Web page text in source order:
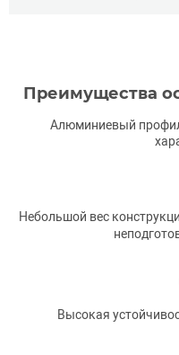
Преимущества
Алюминиевый
Небольшой вес
Высокая